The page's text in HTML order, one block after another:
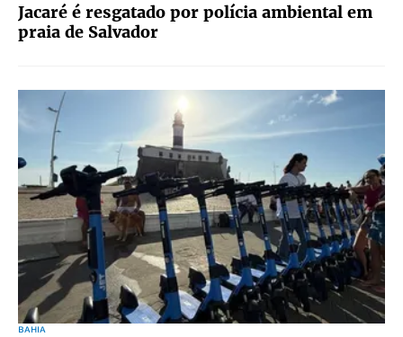
Jacaré é resgatado por polícia ambiental em
praia de Salvador
BAHIA